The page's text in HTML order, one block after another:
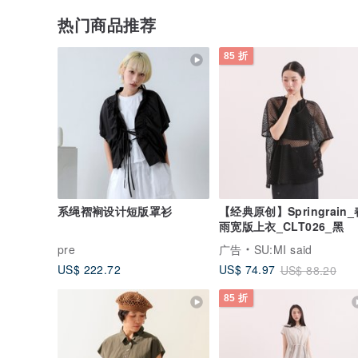
热门商品推荐
系绳褶裥设计短版罩衫
pre
US$ 222.72
85 折
【经典原创】Springrain_
雨宽版上衣_CLT026_黑
广告
SU:MI said
US$ 74.97 US$ 88.20
85 折